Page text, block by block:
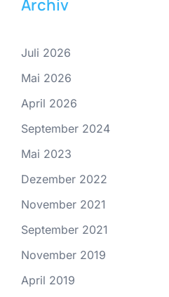
Archiv
Juli 2026
Mai 2026
April 2026
September 2024
Mai 2023
Dezember 2022
November 2021
September 2021
November 2019
April 2019